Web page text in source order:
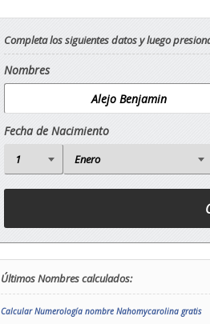
Completa los siguientes datos y luego
Nombres
Fecha de Nacimiento
Últimos Nombres calculados:
Calcular Numerología nombre Nahomycarolina gratis